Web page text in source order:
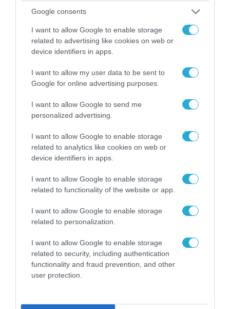
Google consents
I want to allow Google to enable storage
related to advertising like cookies on web or
device identifiers in apps.
I want to allow my user data to be sent to
Google for online advertising purposes.
I want to allow Google to send me
personalized advertising.
I want to allow Google to enable storage
related to analytics like cookies on web or
device identifiers in apps.
I want to allow Google to enable storage
related to functionality of the website or app.
I want to allow Google to enable storage
related to personalization.
I want to allow Google to enable storage
related to security, including authentication
functionality and fraud prevention, and other
user protection.